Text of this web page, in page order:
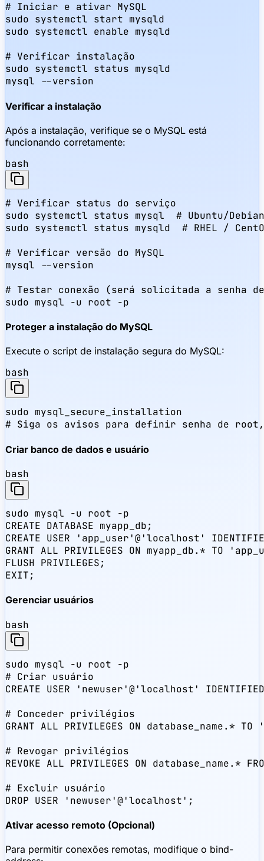
# Iniciar e ativar MySQL
sudo systemctl start mysqld
sudo systemctl enable mysqld
# Verificar instalação
sudo systemctl status mysqld
mysql --version
Verificar a instalação
Após a instalação, verifique se o MySQL está
funcionando corretamente:
bash
# Verificar status do serviço
sudo systemctl status mysql  # Ubuntu/Debian
sudo systemctl status mysqld  # RHEL /
# Verificar versão do MySQL
mysql --version
# Testar conexão (será solicitada a senha
sudo mysql -u root -p
Proteger a instalação do MySQL
Execute o script de instalação segura do MySQL:
bash
sudo mysql_secure_installation
# Siga os avisos para definir senha de
Criar banco de dados e usuário
bash
sudo mysql -u root -p
CREATE DATABASE myapp_db;
CREATE USER 'app_user'@'localhost'
GRANT ALL PRIVILEGES ON myapp_db.* TO
FLUSH PRIVILEGES;
EXIT;
Gerenciar usuários
bash
sudo mysql -u root -p
# Criar usuário
CREATE USER 'newuser'@'localhost'
# Conceder privilégios
GRANT ALL PRIVILEGES ON database_name.*
# Revogar privilégios
REVOKE ALL PRIVILEGES ON database_name.*
# Excluir usuário
DROP USER 'newuser'@'localhost';
Ativar acesso remoto (Opcional)
Para permitir conexões remotas, modifique o bind-